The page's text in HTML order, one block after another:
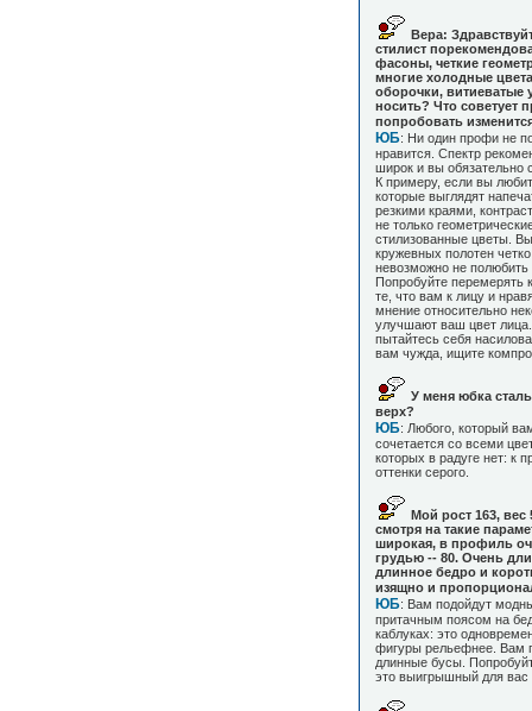
Вера:
стилист
фасоны, четкие
многие холодные
оборочки, витиеватые
носить? Что советует
попробовать
ЮБ: Ни один профи не
нравится. Спектр
широк и вы обязательно
К примеру, если вы
которые выглядят
резкими краями,
не только
стилизованные цветы.
кружевных полотен
невозможно не полюбить
Попробуйте перемерять
те, что вам к лицу и
мнение относительно
улучшают ваш цвет
пытайтесь себя
вам чужда, ищите
У меня юбка
верх?
ЮБ: Любого, который
сочетается со всеми
которых в радуге нет: к
оттенки серого.
Мой рост 163, вес
смотря на такие
широкая, в профиль
грудью -- 80. Очень
длинное бедро и
изящно и
ЮБ: Вам подойдут
притачным поясом на
каблуках: это
фигуры рельефнее. Вам
длинные бусы.
это выигрышный для вас